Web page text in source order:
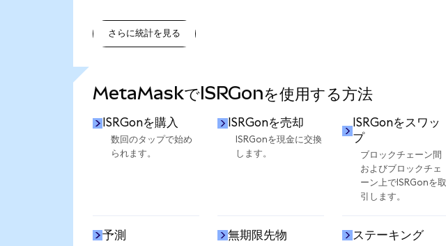
さらに統計を見る
MetaMaskでISRGonを使用する方法
ISRGonを購入
数回のタップで始め
られます。
ISRGonを売却
ISRGonを現金に交換
します。
ISRGonをスワッ
プ
ブロックチェーン間
およびブロックチェ
ーン上でISRGonを取
引します。
予測 無期限先物 ステーキング